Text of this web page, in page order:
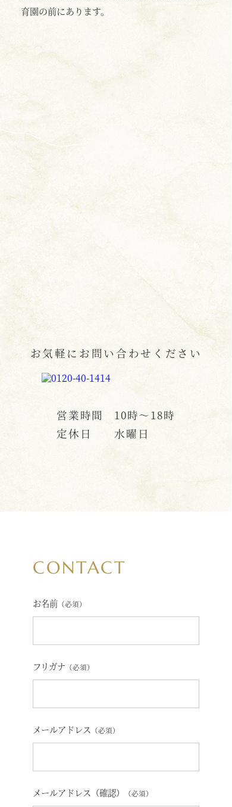
育園の前にあります。
お気軽にお問い合わせください
営業時間
10時〜18時
定休日
水曜日
CONTACT
お名前 （必須）
フリガナ （必須）
メールアドレス （必須）
メールアドレス（確認） （必須）